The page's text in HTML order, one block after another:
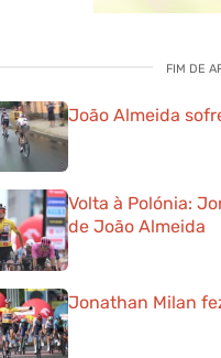
FIM DE
João Almeida
Volta à Polónia:
de João Almeida
Jonathan Milan